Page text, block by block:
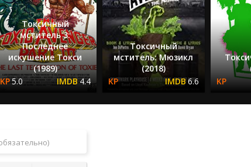
Токсичный
мститель 3:
Последнее
искушение Токси
(1989)
5.0
4.4
Токсичный
мститель: Мюзикл
(2018)
6.6